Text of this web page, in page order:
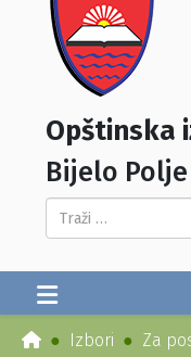
Opštinska
Bijelo Polje
Pretraga...
Izbori Za